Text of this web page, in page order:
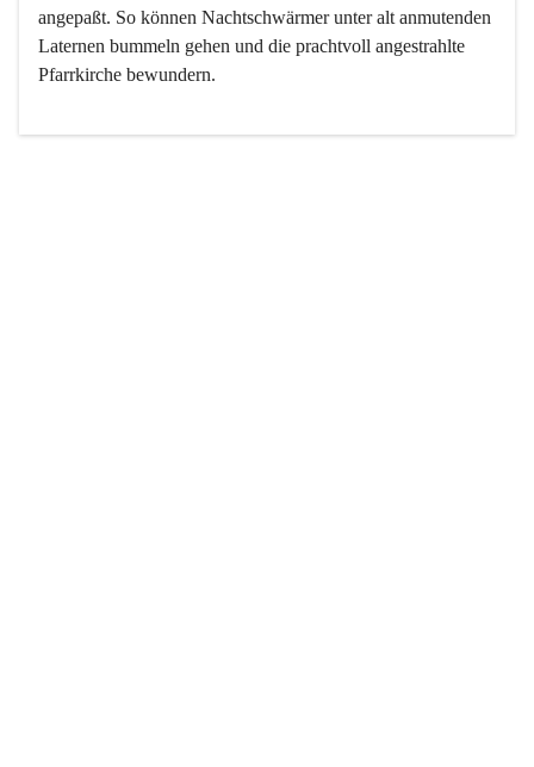
angepaßt. So können Nachtschwärmer unter alt anmutenden
Laternen bummeln gehen und die prachtvoll angestrahlte
Pfarrkirche bewundern.
Der Weinbau dominert heute nicht mehr, ist aber integrativer